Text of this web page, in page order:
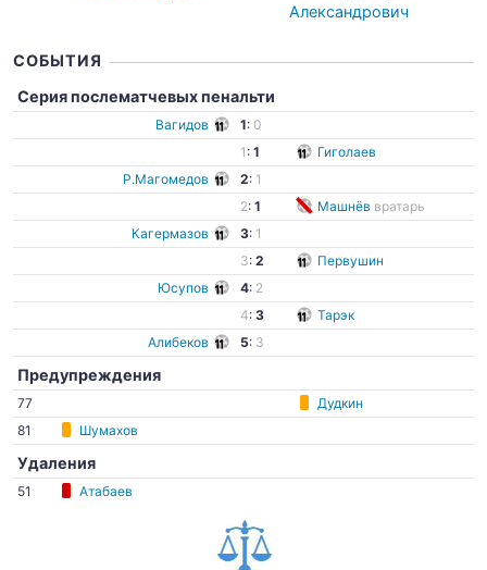
Александрович
СОБЫТИЯ
Серия послематчевых пенальти
Вагидов 1: 0
1 : 1
Гиголаев
Р.Магомедов
2: 1
2: 1 Машнёв вратарь
Кагермазов
3: 1
3: 2
Первушин
Юсупов
4: 2
4: 3
Тарэк
Алибеков
5: 3
Предупреждения
77
Дудкин
81
Шумахов
Удаления
51 Атабаев